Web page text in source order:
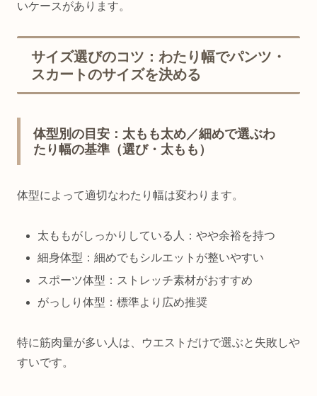
いケースがあります。
サイズ選びのコツ：わたり幅でパンツ・
スカートのサイズを決める
体型別の目安：太もも太め／細めで選ぶわ
たり幅の基準（選び・太もも）
体型によって適切なわたり幅は変わります。
太ももがしっかりしている人：やや余裕を持つ
細身体型：細めでもシルエットが整いやすい
スポーツ体型：ストレッチ素材がおすすめ
がっしり体型：標準より広め推奨
特に筋肉量が多い人は、ウエストだけで選ぶと失敗しや
すいです。